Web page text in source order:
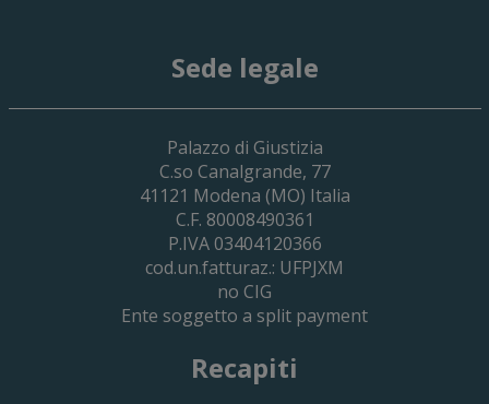
29 Giugno 2026
Cassa Forense – Elezioni Dei Delegati
2030
Sede legale
Palazzo di Giustizia
C.so Canalgrande, 77
41121 Modena (MO) Italia
C.F. 80008490361
P.IVA 03404120366
cod.un.fatturaz.: UFPJXM
no CIG
Ente soggetto a split payment
Recapiti